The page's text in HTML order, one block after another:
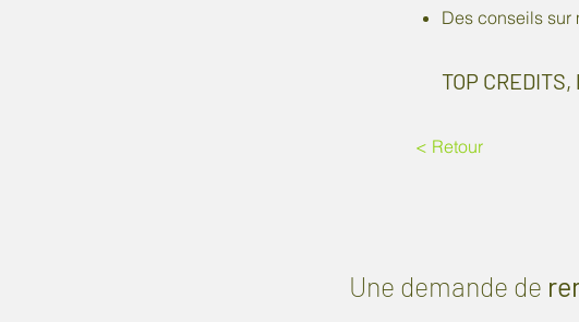
Des conseils sur
TOP
< Retour
Une demande de